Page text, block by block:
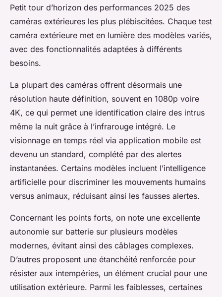
Petit tour d’horizon des performances 2025 des
caméras extérieures les plus plébiscitées. Chaque test
caméra extérieure met en lumière des modèles variés,
avec des fonctionnalités adaptées à différents
besoins.
La plupart des caméras offrent désormais une
résolution haute définition, souvent en 1080p voire
4K, ce qui permet une identification claire des intrus
même la nuit grâce à l’infrarouge intégré. Le
visionnage en temps réel via application mobile est
devenu un standard, complété par des alertes
instantanées. Certains modèles incluent l’intelligence
artificielle pour discriminer les mouvements humains
versus animaux, réduisant ainsi les fausses alertes.
Concernant les points forts, on note une excellente
autonomie sur batterie sur plusieurs modèles
modernes, évitant ainsi des câblages complexes.
D’autres proposent une étanchéité renforcée pour
résister aux intempéries, un élément crucial pour une
utilisation extérieure. Parmi les faiblesses, certaines